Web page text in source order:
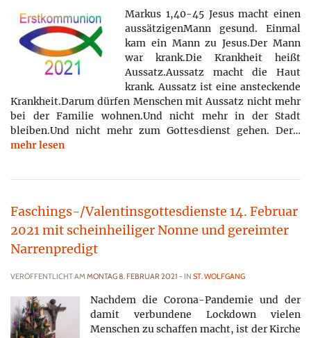
Markus 1,40-45 Jesus macht einen
aussätzigenMann gesund. Einmal
kam ein Mann zu Jesus.Der Mann
war krank.Die Krankheit heißt
Aussatz.Aussatz macht die Haut
krank. Aussatz ist eine ansteckende
Krankheit.Darum dürfen Menschen mit Aussatz nicht mehr
bei der Familie wohnen.Und nicht mehr in der Stadt
bleiben.Und nicht mehr zum Gottes·dienst gehen. Der…
mehr lesen
Faschings-/Valentinsgottesdienste 14. Februar
2021 mit scheinheiliger Nonne und gereimter
Narrenpredigt
VERÖFFENTLICHT AMMONTAG 8. FEBRUAR 2021 - IN ST. WOLFGANG
Nachdem die Corona-Pandemie und der
damit verbundene Lockdown vielen
Menschen zu schaffen macht, ist der Kirche